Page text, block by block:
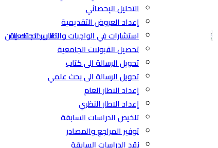
التحليل الإحصائي
إعداد العروض التقديمية
استشارات في الواجبات والتقارير الجامعية
تحصيل القبولات الجامعية
تحويل الرسالة الى كتاب
تحويل الرسالة الى بحث علمي
إعداد الاطار العام
إعداد الاطار النظري
تلخيص الدراسات السابقة
توفير المراجع والمصادر
نقد الدراسات السابقة
اطلب خدمتك الان